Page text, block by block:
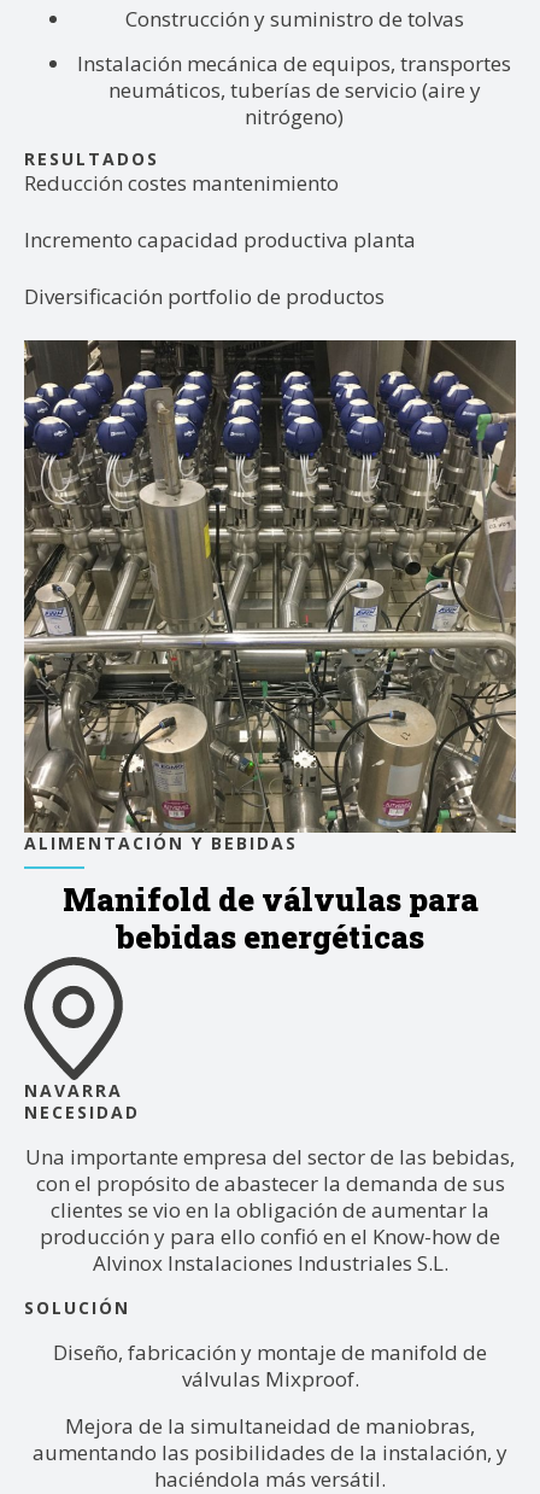
Construcción y suministro de tolvas
Instalación mecánica de equipos, transportes
neumáticos, tuberías de servicio (aire y
nitrógeno)
RESULTADOS
Reducción costes mantenimiento
Incremento capacidad productiva planta
Diversificación portfolio de productos
ALIMENTACIÓN Y BEBIDAS
Manifold de válvulas para
bebidas energéticas
NAVARRA
NECESIDAD
Una importante empresa del sector de las bebidas,
con el propósito de abastecer la demanda de sus
clientes se vio en la obligación de aumentar la
producción y para ello confió en el Know-how de
Alvinox Instalaciones Industriales S.L.
SOLUCIÓN
Diseño, fabricación y montaje de manifold de
válvulas Mixproof.
Mejora de la simultaneidad de maniobras,
aumentando las posibilidades de la instalación, y
haciéndola más versátil.